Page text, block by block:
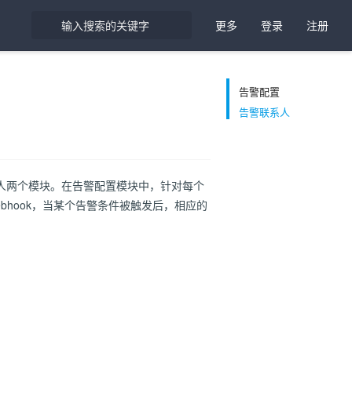
更多 登录 注册
个模块。在告警配置模块中，针对每个
，当某个告警条件被触发后，相应的
告警配置
告警联系人